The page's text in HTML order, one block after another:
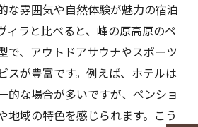
な雰囲気や自然体験が魅力の宿泊
ィラと比べると、峰の原高原のペ
で、アウトドアサウナやスポーツ
スが豊富です。例えば、ホテルは
的な場合が多いですが、ペンショ
地域の特色を感じられます。こう